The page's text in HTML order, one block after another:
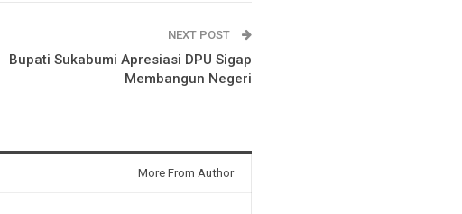
NEXT POST
Bupati Sukabumi Apresiasi DPU Sigap
Membangun Negeri
More From Author